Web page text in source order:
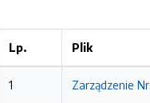
Lp. Plik
1 Zarządzenie